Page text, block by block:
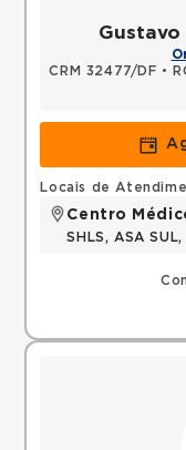
Gustavo
CRM 32477/DF •
Locais de
Centro
SHLS, ASA